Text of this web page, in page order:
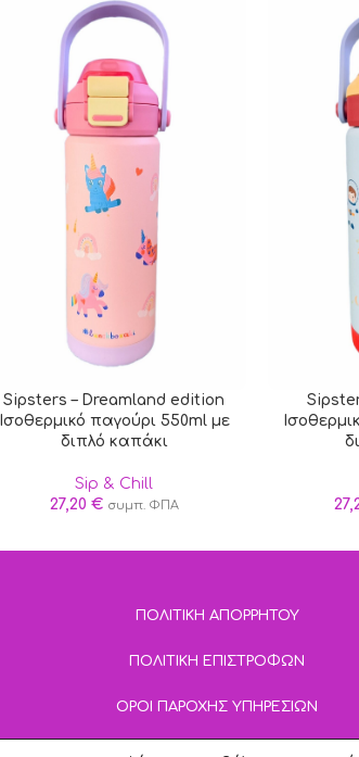
Sipsters – Dreamland edition
Ισοθερμικό παγούρι 550ml με
διπλό καπάκι
Sip & Chill
27,20 € συμπ. ΦΠΑ
ΠΟΛΙΤΙΚΗ ΑΠΟΡΡΗΤΟΥ
ΠΟΛΙΤΙΚΗ ΕΠΙΣΤΡΟΦΩΝ
ΟΡΟΙ ΠΑΡΟΧΗΣ ΥΠΗΡΕΣΙΩΝ